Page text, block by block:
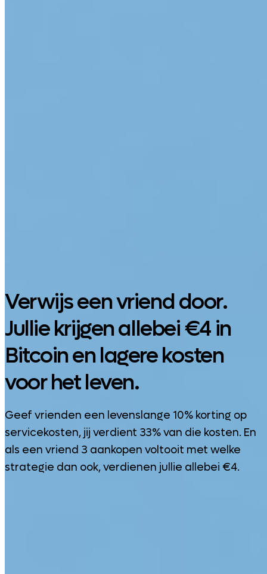
Verwijs een vriend door.
Jullie krijgen allebei €4 in
Bitcoin en lagere kosten
voor het leven.
Geef vrienden een levenslange 10% korting op
servicekosten, jij verdient 33% van die kosten. En
als een vriend 3 aankopen voltooit met welke
strategie dan ook, verdienen jullie allebei €4.